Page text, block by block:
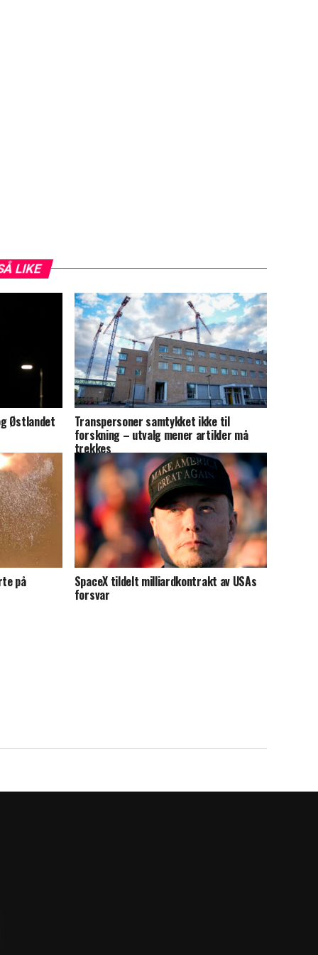
LIKE
Østlandet Transpersoner samtykket ikke til
forskning – utvalg mener artikler må
trekkes
på SpaceX tildelt milliardkontrakt av USAs
forsvar